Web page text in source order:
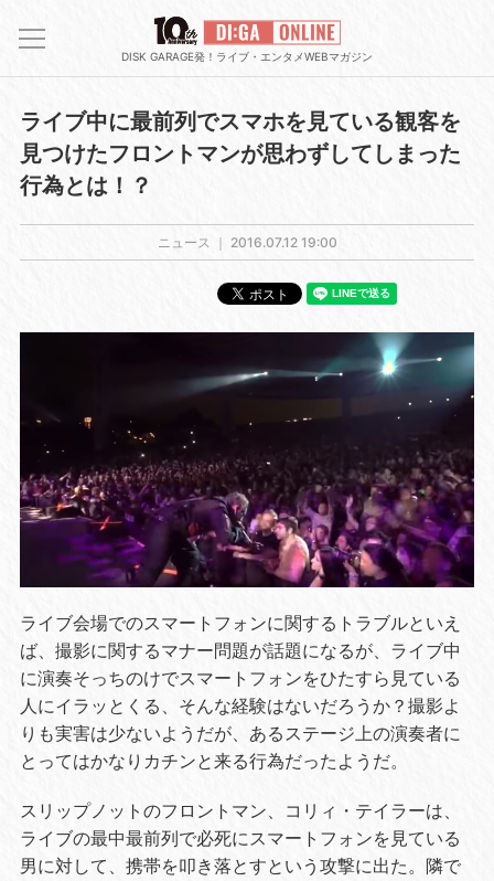
DISK GARAGE発！ライブ・エンタメWEBマガジン
ライブ中に最前列でスマホを見ている観客を
見つけたフロントマンが思わずしてしまった
行為とは！？
ニュース ｜ 2016.07.12 19:00
ライブ会場でのスマートフォンに関するトラブルといえ
ば、撮影に関するマナー問題が話題になるが、ライブ中
に演奏そっちのけでスマートフォンをひたすら見ている
人にイラッとくる、そんな経験はないだろうか？撮影よ
りも実害は少ないようだが、あるステージ上の演奏者に
とってはかなりカチンと来る行為だったようだ。
スリップノットのフロントマン、コリィ・テイラーは、
ライブの最中最前列で必死にスマートフォンを見ている
男に対して、携帯を叩き落とすという攻撃に出た。隣で